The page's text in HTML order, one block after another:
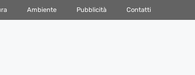
Ambiente Pubblicità Contatti